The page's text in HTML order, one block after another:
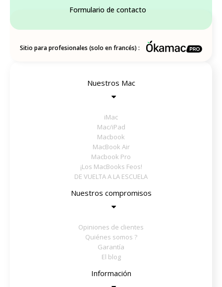
Formulario de contacto
Sitio para profesionales (solo en francés) :
Nuestros Mac
iMac
Mac/iPad
Macbook
MacBook Air
Macbook Pro
¡Los MacBooks Feos!
DE VUELTA A LA ESCUELA
Nuestros compromisos
Opiniones de clientes
Quiénes somos ?
Garantía
El blog
Información